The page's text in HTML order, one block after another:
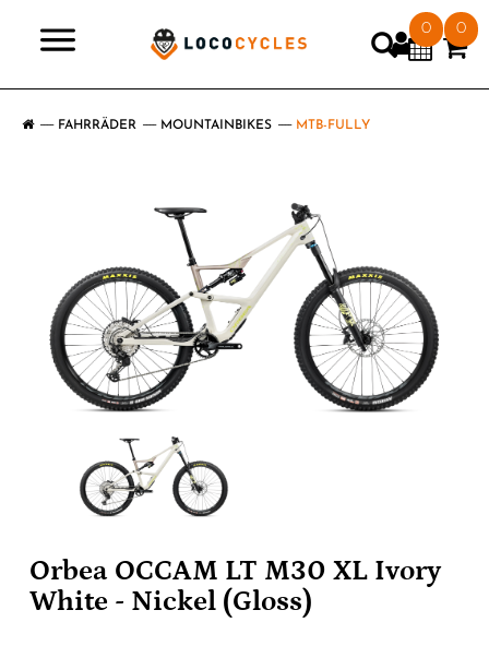
0 0
FAHRRÄDER MOUNTAINBIKES MTB-FULLY
Orbea OCCAM LT M30 XL Ivory
White - Nickel (Gloss)